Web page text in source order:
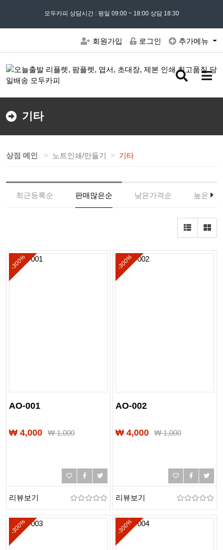
모든 문의는02) 302 - 7797및 ' 견적문의 ' 게시판을 이용해주세요
모두카피 상담시간 : 평일 09:00 ~ 18:00 상담 18:30
회원가입 로그인 추가메뉴
검
버
메
버
기타
상점 메인 노트인쇄/만들기 기타
최근등록순 판매많은순 낮은가격순 높은가
-300%
AO-001
₩ 4,000 ₩1,000
리뷰보기
-300%
AO-002
₩ 4,000 ₩1,000
리뷰보기
-300% -300%